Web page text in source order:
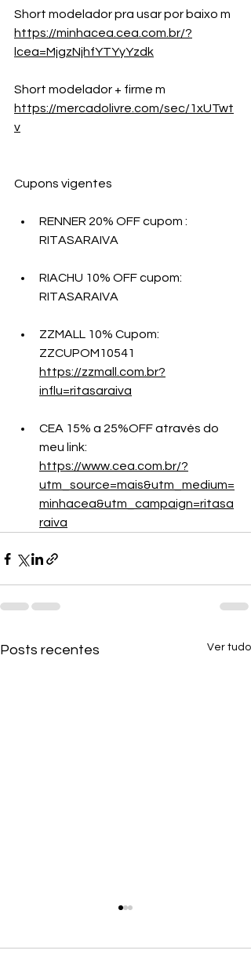
Short modelador pra usar por baixo m
https://minhacea.cea.com.br/?
lcea=MjgzNjhfYTYyYzdk
Short modelador + firme m
https://mercadolivre.com/sec/1xUTwt
v
Cupons vigentes
RENNER 20% OFF cupom :
RITASARAIVA
RIACHU 10% OFF cupom:
RITASARAIVA
ZZMALL 10% Cupom:
ZZCUPOM10541
https://zzmall.com.br?
influ=ritasaraiva
CEA 15% a 25%OFF através do
meu link:
https://www.cea.com.br/?
utm_source=mais&utm_medium=
minhacea&utm_campaign=ritasa
raiva
Posts recentes Ver tudo